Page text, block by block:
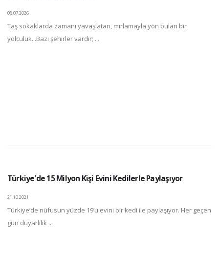
08.07.2026
Taş sokaklarda zamanı yavaşlatan, mırlamayla yön bulan bir
yolculuk...Bazı şehirler vardır; ...
Türkiye'de 15 Milyon Kişi Evini Kedilerle Paylaşıyor
21.10.2021
Türkiye’de nüfusun yüzde 19’u evini bir kedi ile paylaşıyor. Her geçen
gün duyarlılık ...